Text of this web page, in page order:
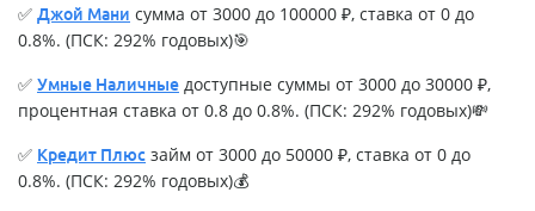
✅ Джой Мани сумма от 3000 до 100000 ₽, ставка от 0 до
0.8%. (ПСК: 292% годовых)🎯
✅ Умные Наличные доступные суммы от 3000 до 30000 ₽,
процентная ставка от 0.8 до 0.8%. (ПСК: 292% годовых)💸
✅ Кредит Плюс займ от 3000 до 50000 ₽, ставка от 0 до
0.8%. (ПСК: 292% годовых)💰